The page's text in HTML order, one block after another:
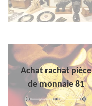
Achat rachat pièce
de monnaie 81